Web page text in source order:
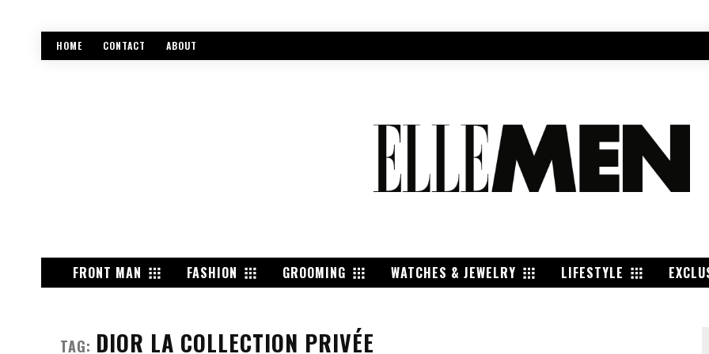
HOME CONTACT ABOUT
FRONT MAN FASHION GROOMING WATCHES & JEWELRY LIFESTYLE
TAG: DIOR LA COLLECTION PRIVÉE